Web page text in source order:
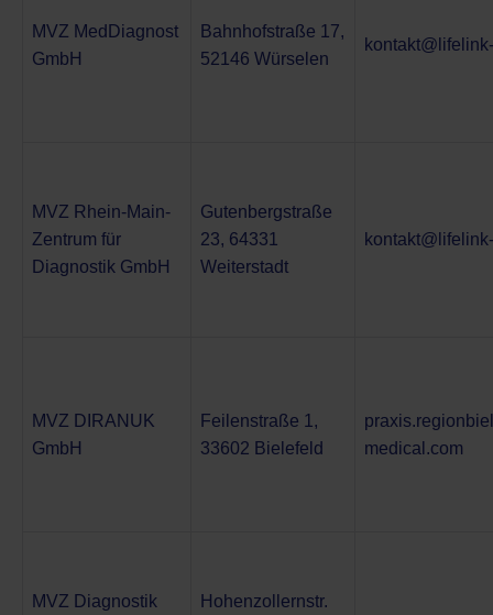
MVZ MedDiagnost
GmbH
Bahnhofstraße 17,
52146 Würselen
MVZ Rhein-Main-
Zentrum für
Diagnostik GmbH
Gutenbergstraße
23, 64331
Weiterstadt
MVZ DIRANUK
GmbH
Feilenstraße 1,
33602 Bielefeld
medical.com
MVZ Diagnostik
Hohenzollernstr.